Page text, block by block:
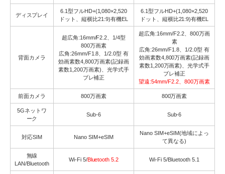
ディスプレイ
6.1型フルHD+(1,080×2,520
ドット、縦横比21:9)有機EL
6.1型フルHD+(1,080×2,520
ドット、縦横比21:9)有機EL
背面カメラ
超広角:16mm/F2.2、1/4型
800万画素
広角:26mm/F1.8、1/2.0型 有
効画素数4,800万画素(記録画
素数1,200万画素)、光学式手
ブレ補正
超広角:16mm/F2.2、800万画
素
広角:26mm/F1.8、1/2.0型 有
効画素数4,800万画素(記録画
素数1,200万画素)、光学式手
ブレ補正
望遠:54mm/F2.2、800万画素
前面カメラ 800万画素 800万画素
5Gネットワ
ーク
Sub-6 Sub-6
対応SIM Nano SIM+eSIM
Nano SIM+eSIM(地域によっ
て異なる)
無線
LAN/Bluetooth
Wi-Fi 5/Bluetooth 5.2 Wi-Fi 5/Bluetooth 5.1